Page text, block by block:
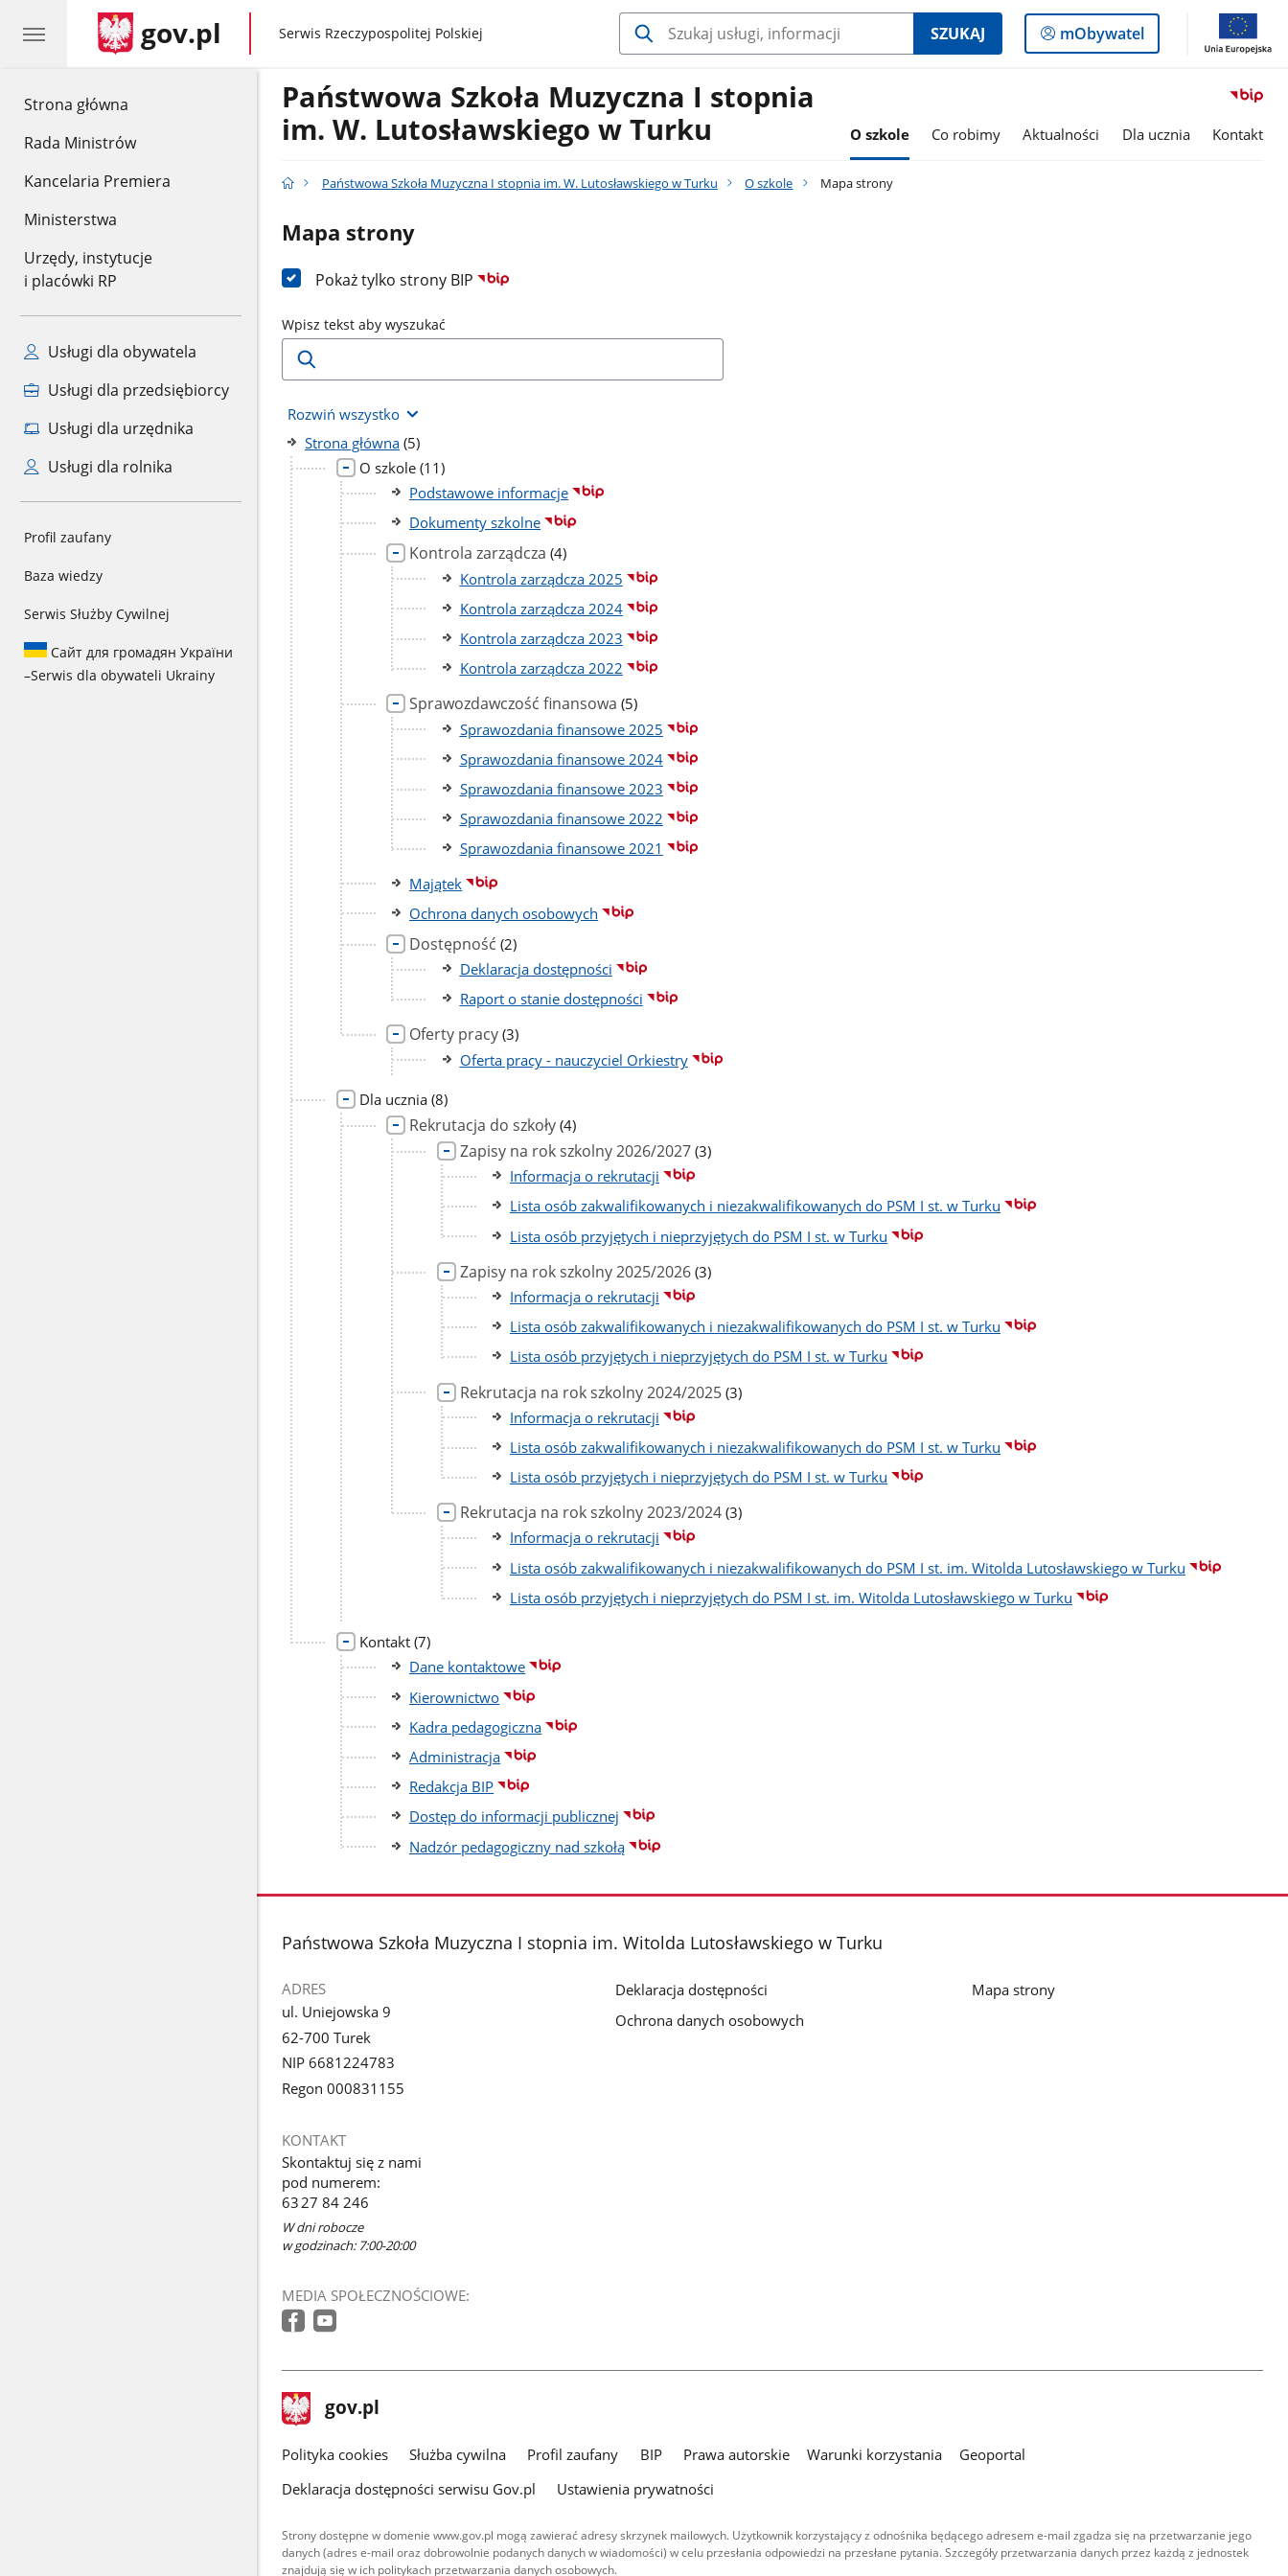
Strona główna
Rada Ministrów
Kancelaria Premiera
Ministerstwa
Urzędy, instytucje
i placówki RP
Usługi dla obywatela
Usługi dla przedsiębiorcy
Usługi dla urzędnika
Usługi dla rolnika
Profil zaufany
Baza wiedzy
Serwis Służby Cywilnej
Сайт для громадян України
–Serwis dla obywateli Ukrainy
gov.pl gov.pl
Serwis Rzeczypospolitej Polskiej SZUKAJ
Logowanie
do
mObywatel
Państwowa Szkoła Muzyczna I stopnia
im. W. Lutosławskiego w Turku
O szkole Co robimy Aktualności Dla ucznia Kontakt
Państwowa Szkoła Muzyczna I stopnia im. W. Lutosławskiego w Turku O szkole Mapa strony
Mapa strony
Pokaż tylko strony BIP
Wpisz tekst aby wyszukać
Rozwiń wszystko
Strona główna liczba
podstron
(5)
O szkole liczba
podstron
(11)
Podstawowe informacje
Dokumenty szkolne
Kontrola zarządcza liczba
podstron
(4)
Kontrola zarządcza 2025
Kontrola zarządcza 2024
Kontrola zarządcza 2023
Kontrola zarządcza 2022
Sprawozdawczość finansowa liczba
podstron
(5)
Sprawozdania finansowe 2025
Sprawozdania finansowe 2024
Sprawozdania finansowe 2023
Sprawozdania finansowe 2022
Sprawozdania finansowe 2021
Majątek
Ochrona danych osobowych
Dostępność liczba
podstron
(2)
Deklaracja dostępności
Raport o stanie dostępności
Oferty pracy liczba
(3)
Oferta pracy - nauczyciel Orkiestry
Dla ucznia liczba
podstron
(8)
Rekrutacja do szkoły liczba
podstron
(4)
Zapisy na rok szkolny 2026/2027 liczba
podstron
(3)
Informacja o rekrutacji
Lista osób zakwalifikowanych i niezakwalifikowanych do PSM I st. w Turku
Lista osób przyjętych i nieprzyjętych do PSM I st. w Turku
Zapisy na rok szkolny 2025/2026 liczba
podstron
(3)
Informacja o rekrutacji
Lista osób zakwalifikowanych i niezakwalifikowanych do PSM I st. w Turku
Lista osób przyjętych i nieprzyjętych do PSM I st. w Turku
Rekrutacja na rok szkolny 2024/2025 liczba
(3)
Informacja o rekrutacji
Lista osób zakwalifikowanych i niezakwalifikowanych do PSM I st. w Turku
Lista osób przyjętych i nieprzyjętych do PSM I st. w Turku
Rekrutacja na rok szkolny 2023/2024 liczba
(3)
Informacja o rekrutacji
Lista osób zakwalifikowanych i niezakwalifikowanych do PSM I st. im. Witolda Lutosławskiego w Turku
Lista osób przyjętych i nieprzyjętych do PSM I st. im. Witolda Lutosławskiego w Turku
Kontakt liczba
podstron
(7)
Dane kontaktowe
Kierownictwo
Kadra pedagogiczna
Administracja
Redakcja BIP
Dostęp do informacji publicznej
Nadzór pedagogiczny nad szkołą
stopka
Państwowa Szkoła Muzyczna I stopnia im. Witolda Lutosławskiego w Turku
ADRES
ul. Uniejowska 9
62-700 Turek
NIP 6681224783
Regon 000831155
KONTAKT
Skontaktuj się z nami
pod numerem:
63 27 84 246
W dni robocze
w godzinach: 7:00-20:00
MEDIA SPOŁECZNOŚCIOWE:
Deklaracja dostępności
Ochrona danych osobowych
Mapa strony
stopka
gov.pl Strona
gov.pl
gov.pl
Polityka cookies Służba cywilna Profil zaufany BIP Prawa autorskie Warunki korzystania
Geoportal
Deklaracja dostępności serwisu Gov.pl
Ustawienia prywatności
Strony dostępne w domenie www.gov.pl mogą zawierać adresy skrzynek mailowych. Użytkownik korzystający z odnośnika będącego adresem e-mail zgadza się na przetwarzanie jego
danych (adres e-mail oraz dobrowolnie podanych danych w wiadomości) w celu przesłania odpowiedzi na przesłane pytania. Szczegóły przetwarzania danych przez każdą z jednostek
znajdują się w ich politykach przetwarzania danych osobowych.